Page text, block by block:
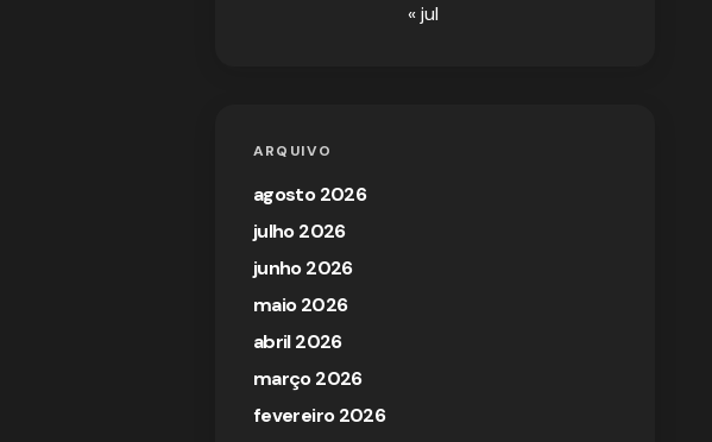
« jul
ARQUIVO
agosto 2026
julho 2026
junho 2026
maio 2026
abril 2026
março 2026
fevereiro 2026